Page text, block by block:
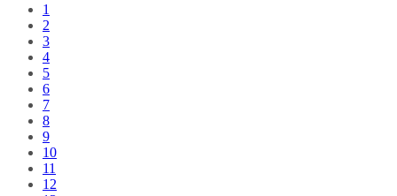
1
2
3
4
5
6
7
8
9
10
11
12